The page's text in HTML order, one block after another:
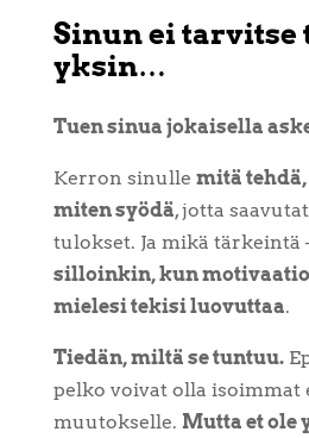
Sinun ei tarvitse
yksin…
Tuen sinua jokaisella
Kerron sinulle mitä
miten syödä, jotta
tulokset. Ja mikä tärkeintä
silloinkin, kun
mielesi tekisi luovuttaa.
Tiedän, miltä se tuntuu.
pelko voivat olla isoimmat
muutokselle. Mutta et ole